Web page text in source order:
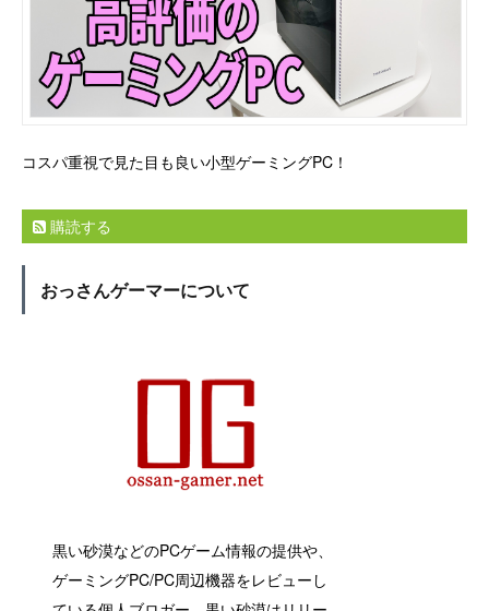
コスパ重視で見た目も良い小型ゲーミングPC！
購読する
おっさんゲーマーについて
黒い砂漠などのPCゲーム情報の提供や、
ゲーミングPC/PC周辺機器をレビューし